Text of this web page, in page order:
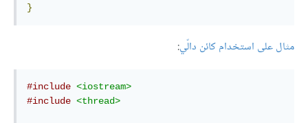
}
مثال على استخدام كائن دالّي:
#include <iostream>
#include <thread>